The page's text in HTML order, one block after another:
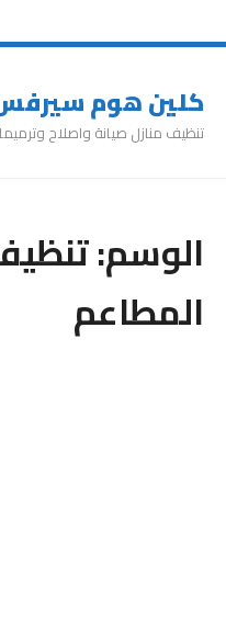
كلين هوم سيرفس 0543626173
تنظيف منازل صيانة واصلاح وترميمات خدمة 24 ساعة
الوسم:تنظيف
المطاعم